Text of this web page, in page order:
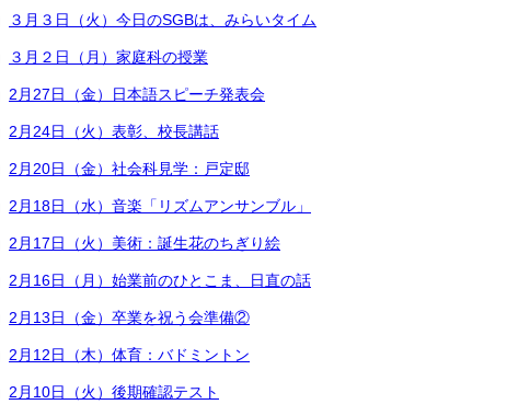
３月３日（火）今日のSGBは、みらいタイム
３月２日（月）家庭科の授業
2月27日（金）日本語スピーチ発表会
2月24日（火）表彰、校長講話
2月20日（金）社会科見学：戸定邸
2月18日（水）音楽「リズムアンサンブル」
2月17日（火）美術：誕生花のちぎり絵
2月16日（月）始業前のひとこま、日直の話
2月13日（金）卒業を祝う会準備②
2月12日（木）体育：バドミントン
2月10日（火）後期確認テスト